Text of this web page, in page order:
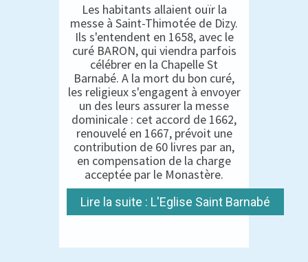
Les habitants allaient ouïr la
messe à Saint-Thimotée de Dizy.
Ils s'entendent en 1658, avec le
curé BARON, qui viendra parfois
célébrer en la Chapelle St
Barnabé. A la mort du bon curé,
les religieux s'engagent à envoyer
un des leurs assurer la messe
dominicale : cet accord de 1662,
renouvelé en 1667, prévoit une
contribution de 60 livres par an,
en compensation de la charge
acceptée par le Monastère.
Lire la suite : L'Eglise Saint Barnabé